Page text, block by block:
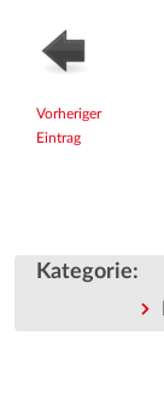
Vorheriger
Eintrag
Kategorie: